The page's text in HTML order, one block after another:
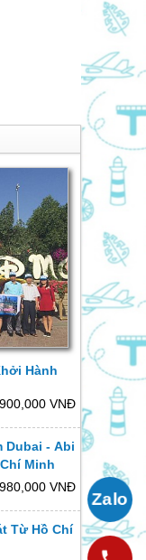
Hành
VNĐ
Dubai - Abi
Minh
VNĐ
Từ Hồ Chí